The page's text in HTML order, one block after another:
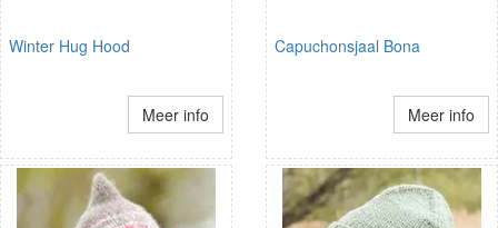
Winter Hug Hood
Meer info
Capuchonsjaal Bona
Meer info